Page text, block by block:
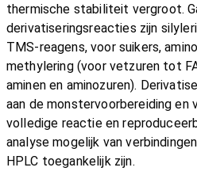
thermische stabiliteit vergroot.
derivatiseringsreacties zijn
TMS-reagens, voor suikers,
methylering (voor vetzuren tot
aminen en aminozuren).
aan de monstervoorbereiding en
volledige reactie en
analyse mogelijk van
HPLC toegankelijk zijn.